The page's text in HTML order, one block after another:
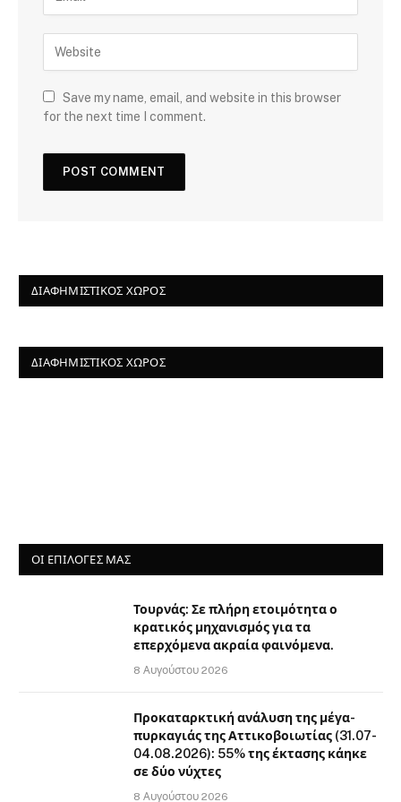
Save my name, email, and website in this browser
for the next time I comment.
ΔΙΑΦΗΜΙΣΤΙΚΌΣ ΧΏΡΟΣ
ΔΙΑΦΗΜΙΣΤΙΚΌΣ ΧΏΡΟΣ
ΟΙ ΕΠΙΛΟΓΈΣ ΜΑΣ
Τουρνάς: Σε πλήρη ετοιμότητα ο
κρατικός μηχανισμός για τα
επερχόμενα ακραία φαινόμενα.
8 Αυγούστου 2026
Προκαταρκτική ανάλυση της μέγα-
πυρκαγιάς της Αττικοβοιωτίας (31.07-
04.08.2026): 55% της έκτασης κάηκε
σε δύο νύχτες
8 Αυγούστου 2026